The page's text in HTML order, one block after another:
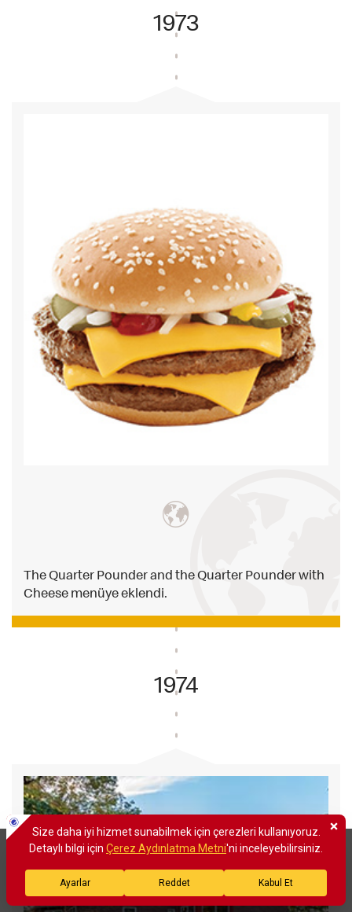
1973
The Quarter Pounder and the Quarter Pounder with
Cheese menüye eklendi.
1974
Size daha iyi hizmet verebilmek için sitemizde çerezlere yer
veriyoruz. Çerezlerle ilgili detaylı bilgi için çerez aydınlatma
metnine göz atabilirsiniz. Detaylı bilgi için
tıklayınız.